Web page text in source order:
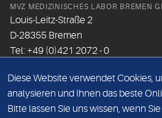
MVZ MEDIZINISCHES LABOR BREMEN
Louis-Leitz-Straße 2
D-28355 Bremen
Tel: +49 (0)421 2072 - 0
Email:info@mlhb.de
DATENSCHUTZ
Diese Website verwendet Cookies,
analysieren und Ihnen das beste
Bitte lassen Sie uns wissen, wenn